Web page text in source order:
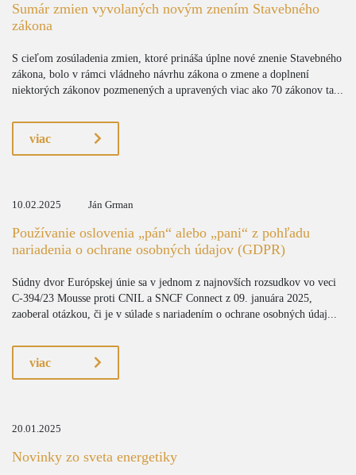
Sumár zmien vyvolaných novým znením Stavebného
zákona
S cieľom zosúladenia zmien, ktoré prináša úplne nové znenie Stavebného
zákona, bolo v rámci vládneho návrhu zákona o zmene a doplnení
niektorých zákonov pozmenených a upravených viac ako 70 zákonov ta...
viac
10.02.2025 Ján Grman
Používanie oslovenia „pán“ alebo „pani“ z pohľadu
nariadenia o ochrane osobných údajov (GDPR)
Súdny dvor Európskej únie sa v jednom z najnovších rozsudkov vo veci
C-394/23 Mousse proti CNIL a SNCF Connect z 09. januára 2025,
zaoberal otázkou, či je v súlade s nariadením o ochrane osobných údaj...
viac
20.01.2025
Novinky zo sveta energetiky